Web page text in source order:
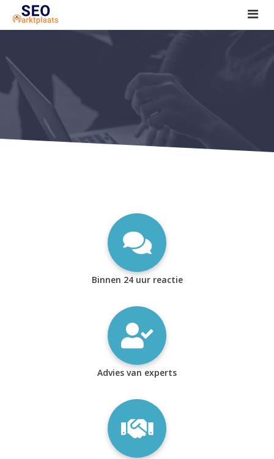
SEO tools reviews
Marketeer bij jou in de buurt?
Offerte
1. Seo voor beginners +
2. Onderzoeken +
Binnen 24 uur reactie
Advies van experts